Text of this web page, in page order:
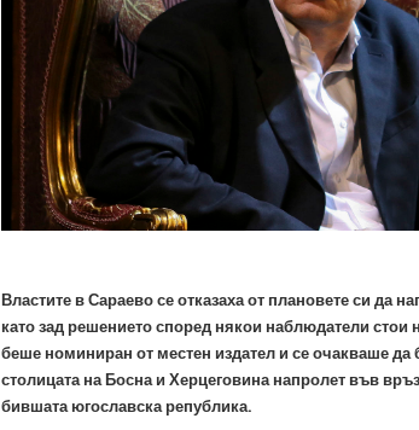
Властите в Сараево се отказаха от плановете си да
като зад решението според някои наблюдатели стои
беше номиниран от местен издател и се очакваше
столицата на Босна и Херцеговина напролет във
бившата югославска република.